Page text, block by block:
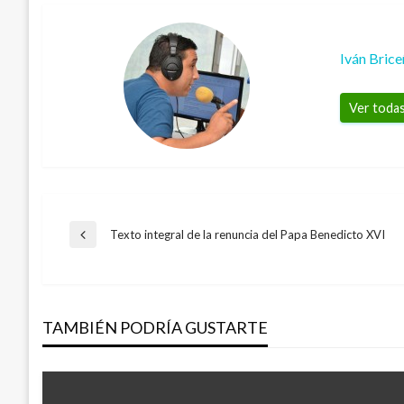
Iván
Ver
Navegación
entradas
Entrada
Texto integral de la renuncia del Papa Benedicto XVI
TAMBIÉN PODRÍA GUSTARTE